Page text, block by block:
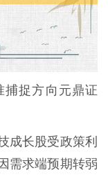
捕捉方向元鼎证
成长股受政策利
需求端预期转弱